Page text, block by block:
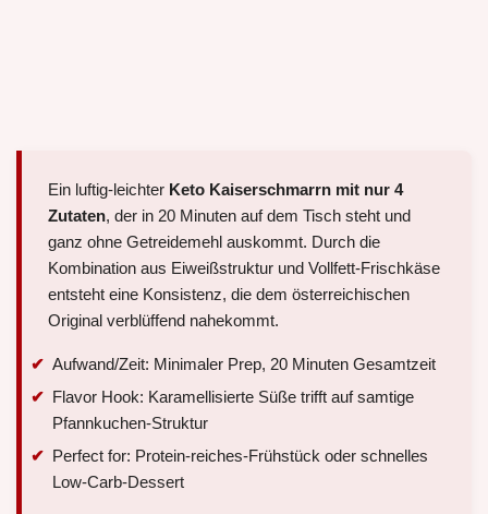
Ein luftig-leichter Keto Kaiserschmarrn mit nur 4
Zutaten, der in 20 Minuten auf dem Tisch steht und
ganz ohne Getreidemehl auskommt. Durch die
Kombination aus Eiweißstruktur und Vollfett-Frischkäse
entsteht eine Konsistenz, die dem österreichischen
Original verblüffend nahekommt.
Aufwand/Zeit: Minimaler Prep, 20 Minuten Gesamtzeit
Flavor Hook: Karamellisierte Süße trifft auf samtige
Pfannkuchen-Struktur
Perfect for: Protein-reiches-Frühstück oder schnelles
Low-Carb-Dessert